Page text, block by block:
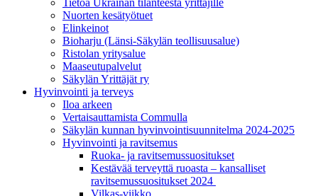
Tietoa Ukrainan tilanteesta yrittäjille
Nuorten kesätyötuet
Elinkeinot
Bioharju (Länsi-Säkylän teollisuusalue)
Ristolan yritysalue
Maaseutupalvelut
Säkylän Yrittäjät ry
Hyvinvointi ja terveys
Iloa arkeen
Vertaisauttamista Commulla
Säkylän kunnan hyvinvointisuunnitelma 2024-2025
Hyvinvointi ja ravitsemus
Ruoka- ja ravitsemussuositukset
Kestävää terveyttä ruoasta – kansalliset
ravitsemussuositukset 2024
Vilkas-viikko